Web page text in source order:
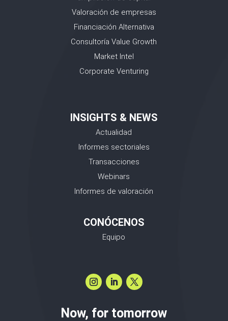
Valoración de empresas
Financiación Alternativa
Consultoría Value Growth
Market Intel
Corporate Venturing
INSIGHTS & NEWS
Actualidad
Informes sectoriales
Transacciones
Webinars
Informes de valoración
CONÓCENOS
Equipo
Now, for tomorrow